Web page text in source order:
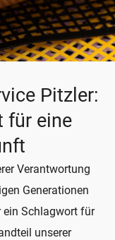
Pitzler:
für eine
Verantwortung
Generationen
Schlagwort für
unserer